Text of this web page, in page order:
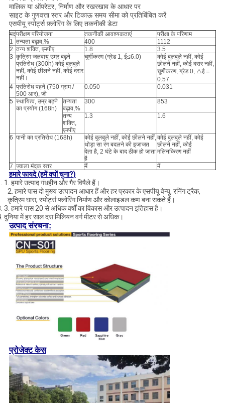
मालिक या ऑपरेटर, निर्माण और रखरखाव के आधार पर
साइट के गुणवत्ता स्तर और टिकाऊ समय सीमा को प्रतिबिंबित करें
एसपीयू स्पोर्ट्स फ़्लोरिंग के लिए तकनीकी डेटा
मदपरीक्षण परियोजना तकनीकी आवश्यकताएं
परीक्षा के परिणाम
1 तन्यता बढ़ाव,% 400
1112
2 तन्य शक्ति, एमपीए 1.8
3.5
3 कृत्रिम जलवायु उम्र बढ़ने
प्रतिरोध (300h) कोई बुलबुले
नहीं, कोई छीलने नहीं, कोई दरार
नहीं।
चूर्णीकरण (ग्रेड 1, ई≤6.0)
कोई बुलबुले नहीं, कोई
छीलने नहीं, कोई दरार नहीं,
चूर्णीकरण, ग्रेड 0, △ई＝
0.57
4 प्रतिरोध पहनें (750 ग्राम /
500 आर), जी
0.050 0.031
5 स्थायित्व, उम्र बढ़ने
का प्रयोग (168h)
तन्यता
बढ़ाव,%
300 853
तन्य
शक्ति,
एमपीए
1.3 1.6
6 पानी का प्रतिरोध (168h)
कोई बुलबुले नहीं, कोई छीलने नहीं,
थोड़ा सा रंग बदलने की इजाजत
देता है, 2 घंटे के बाद ठीक हो जाता
है
कोई बुलबुले नहीं, कोई
छीलने नहीं, कोई
मलिनकिरण नहीं
7 ज्वाला मंदक स्तर मैं मैं
हमारे फायदे (हमें क्यों चुना?)
1. हमारे उत्पाद गंधहीन और गैर विषैले हैं।
2. हमारे पास दो मुख्य उत्पादन आधार हैं और हर प्रकार के एसपीयू वेन्यू, रनिंग ट्रैक,
कृत्रिम घास, स्पोर्ट्स फ्लोरिंग निर्माण और कोलाइडल कण बना सकते हैं।
3. हमारे पास 20 से अधिक वर्षों का विकास और उत्पादन इतिहास है।
दुनिया में हर साल दस मिलियन वर्ग मीटर से अधिक।
उत्पाद संरचना:
प्रोजेक्ट केस